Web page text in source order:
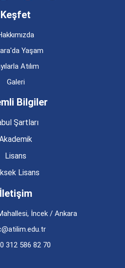
Keşfet
Yaşam
Atılım
Galeri
Bilgiler
Şartları
Lisans
Lisans
İletişim
İncek / Ankara
312 586 82 70